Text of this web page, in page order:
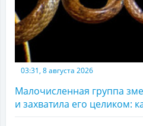
03:31, 8 августа 2026
Малочисленная группа
и захватила его целиком: